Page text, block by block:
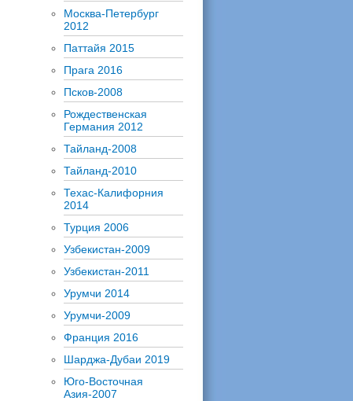
Москва-Петербург
2012
Паттайя 2015
Прага 2016
Псков-2008
Рождественская
Германия 2012
Тайланд-2008
Тайланд-2010
Техас-Калифорния
2014
Турция 2006
Узбекистан-2009
Узбекистан-2011
Урумчи 2014
Урумчи-2009
Франция 2016
Шарджа-Дубаи 2019
Юго-Восточная
Азия-2007